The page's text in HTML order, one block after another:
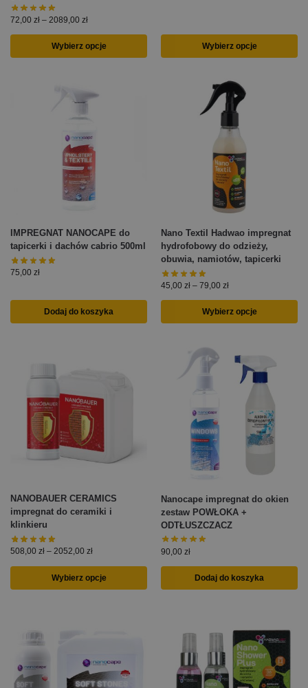
72,00 zł – 2089,00 zł
Wybierz opcje Wybierz opcje
IMPREGNAT NANOCAPE do
tapicerki i dachów cabrio 500ml
75,00 zł
Dodaj do koszyka
Nano Textil Hadwao impregnat
hydrofobowy do odzieży,
obuwia, namiotów, tapicerki
45,00 zł – 79,00 zł
Wybierz opcje
NANOBAUER CERAMICS
impregnat do ceramiki i
klinkieru
508,00 zł – 2052,00 zł
Wybierz opcje
Nanocape impregnat do okien
zestaw POWŁOKA +
ODTŁUSZCZACZ
90,00 zł
Dodaj do koszyka